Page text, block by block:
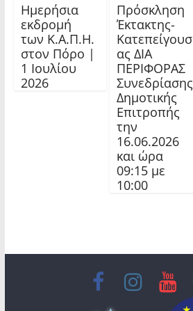
Ημερήσια
εκδρομή
των Κ.Α.Π.Η.
στον Πόρο |
1 Ιουλίου
2026
Πρόσκληση
Έκτακτης-
Κατεπείγουσ
ας ΔΙΑ
ΠΕΡΙΦΟΡΑΣ
Συνεδρίασης
Δημοτικής
Επιτροπής
την
16.06.2026
και ώρα
09:15 με
10:00